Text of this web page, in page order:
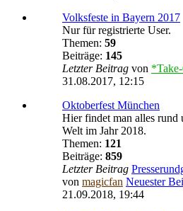
Volksfeste in Bayern 2017
Nur für registrierte User.
Themen: 59
Beiträge: 145
Letzter Beitrag von
31.08.2017, 12:15
Oktoberfest München
Hier findet man alles rund
Welt im Jahr 2018.
Themen: 121
Beiträge: 859
Letzter Beitrag
von magicfan Neuester
21.09.2018, 19:44